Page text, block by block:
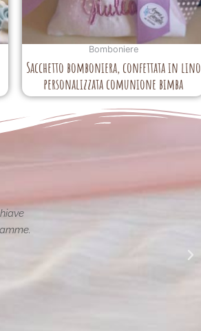
Bomboniere
Sacchetto bomboniera, confettata in lino
personalizzata comunione bimba